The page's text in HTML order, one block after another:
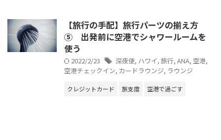
【旅行の手配】旅行パーツの揃え方
⑤ 出発前に空港でシャワールームを
使う
2022/2/23 深夜便, ハワイ, 旅行, ANA, 空港,
空港チェックイン, カードラウンジ, ラウンジ
クレジットカード 旅支度 空港で過ごす